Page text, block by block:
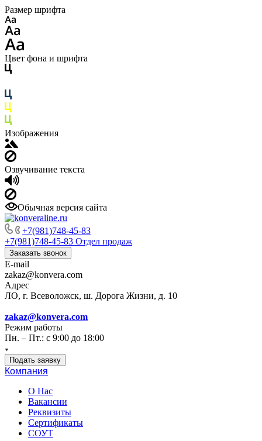
Размер шрифта
Цвет фона и шрифта
Изображения
Озвучивание текста
Обычная версия сайта
+7(981)748-45-83
+7(981)748-45-83 Отдел продаж
Заказать звонок
E-mail
zakaz@konvera.com
Адрес
ЛО, г. Всеволожск, ш. Дорога Жизни, д. 10
zakaz@konvera.com
Режим работы
Пн. – Пт.: с 9:00 до 18:00
Подать заявку
Компания
О Нас
Вакансии
Реквизиты
Сертификаты
СОУТ